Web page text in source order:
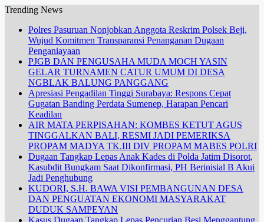
Trending News
Polres Pasuruan Nonjobkan Anggota Reskrim Polsek Beji,
Wujud Komitmen Transparansi Penanganan Dugaan
Penganiayaan
PJGB DAN PENGUSAHA MUDA MOCH YASIN
GELAR TURNAMEN CATUR UMUM DI DESA
NGBLAK BALUNG PANGGANG
Apresiasi Pengadilan Tinggi Surabaya: Respons Cepat
Gugatan Banding Perdata Sumenep, Harapan Pencari
Keadilan
AIR MATA PERPISAHAN: KOMBES KETUT AGUS
TINGGALKAN BALI, RESMI JADI PEMERIKSA
PROPAM MADYA TK.III DIV PROPAM MABES POLRI
Dugaan Tangkap Lepas Anak Kades di Polda Jatim Disorot,
Kasubdit Bungkam Saat Dikonfirmasi, PH Berinisial B Akui
Jadi Penghubung
KUDORI, S.H. BAWA VISI PEMBANGUNAN DESA
DAN PENGUATAN EKONOMI MASYARAKAT
DUDUK SAMPEYAN
Kasus Dugaan Tangkap Lepas Pencurian Besi Menggantung,